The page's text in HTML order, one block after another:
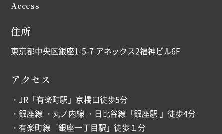
Access
住所
東京都中央区銀座1-5-7 アネックス2福神ビル6F
アクセス
・JR「有楽町駅」京橋口徒歩5分
・銀座線 ・丸ノ内線 ・日比谷線「銀座駅 」徒歩4分
・有楽町線「銀座一丁目駅」徒歩１分